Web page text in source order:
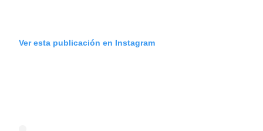
Ver esta publicación en Instagram